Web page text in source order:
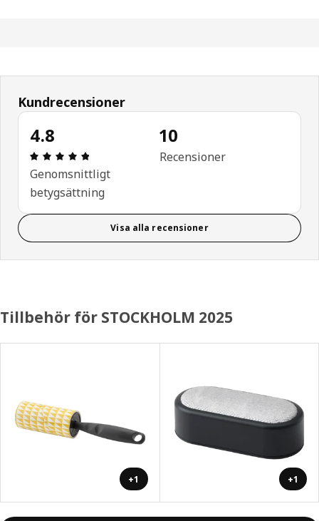
Kundrecensioner
4.8
Recension: 4.8 / 5 stjärnor. Totalt antal
Genomsnittligt
betygsättning
10
Recensioner
Visa alla recensioner
Tillbehör för STOCKHOLM 2025
+1 +1